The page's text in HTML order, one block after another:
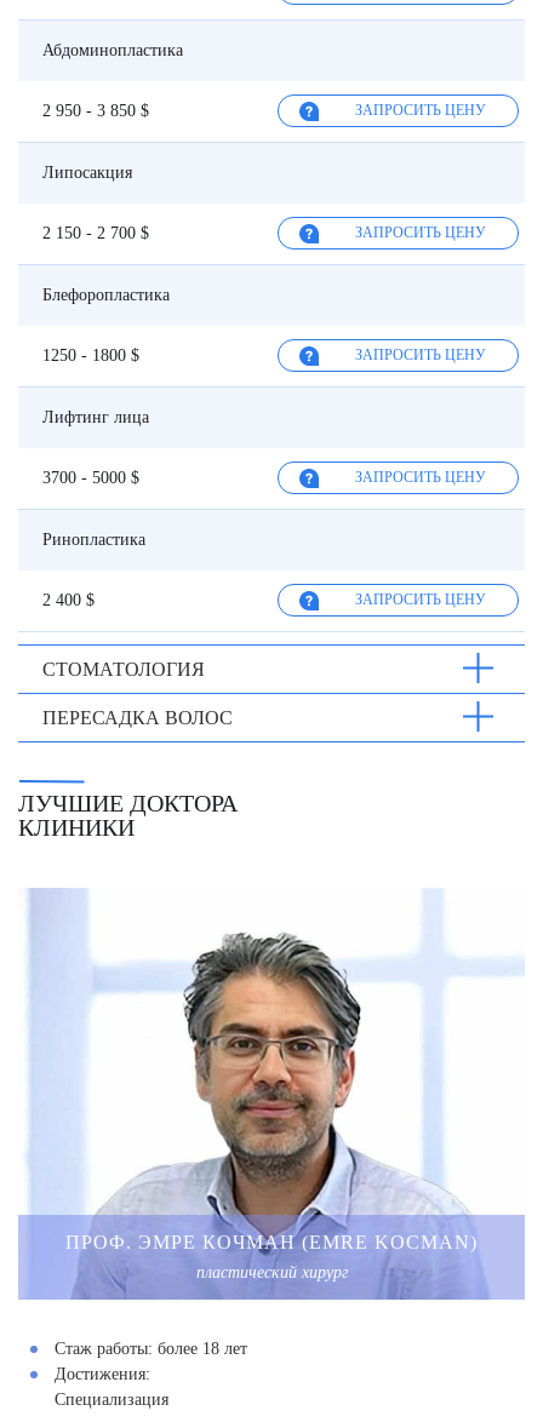
Абдоминопластика
2 950 - 3 850 $ ЗАПРОСИТЬ ЦЕНУ
Липосакция
2 150 - 2 700 $ ЗАПРОСИТЬ ЦЕНУ
Блефоропластика
1250 - 1800 $ ЗАПРОСИТЬ ЦЕНУ
Лифтинг лица
3700 - 5000 $ ЗАПРОСИТЬ ЦЕНУ
Ринопластика
2 400 $ ЗАПРОСИТЬ ЦЕНУ
СТОМАТОЛОГИЯ
ПЕРЕСАДКА ВОЛОС
ЛУЧШИЕ ДОКТОРА
КЛИНИКИ
ПРОФ. ЭМРЕ КОЧМАН (EMRE KOCMAN)
пластический хирург
Стаж работы: более 18 лет
Достижения:
Специализация